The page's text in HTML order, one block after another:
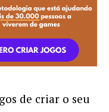
de criar o seu